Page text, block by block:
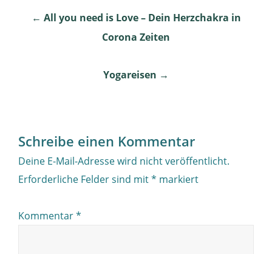
Post
← All you need is Love – Dein Herzchakra in
Corona Zeiten
Yogareisen →
Schreibe einen Kommentar
Deine E-Mail-Adresse wird nicht veröffentlicht.
Erforderliche Felder sind mit* markiert
Kommentar*